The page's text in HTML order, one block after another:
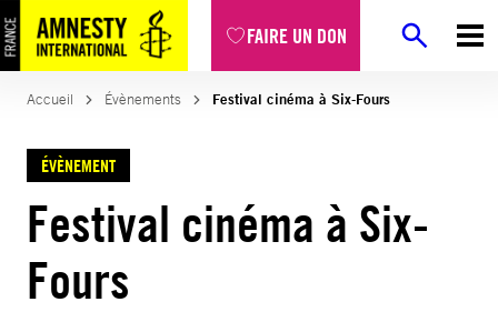
FAIRE UN DON
Accueil Évènements Festival cinéma à Six-Fours
ÉVÈNEMENT
Festival cinéma à Six-
Fours